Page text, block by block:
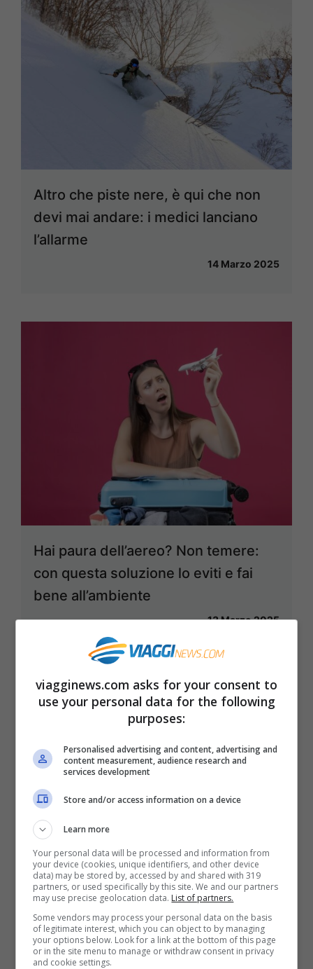
Altro che piste nere, è qui che non
devi mai andare: i medici lanciano
l’allarme
14 Marzo 2025
Hai paura dell’aereo? Non temere:
con questa soluzione lo eviti e fai
bene all’ambiente
13 Marzo 2025
Ogni volta che parto li metto in
valigia: i prodotti che salvano
qualsiasi vacanza
viagginews.com asks for your consent to
use your personal data for the following
purposes:
Personalised advertising and content, advertising and
content measurement, audience research and
services development
Store and/or access information on a device
Learn more
Your personal data will be processed and information from
your device (cookies, unique identifiers, and other device
data) may be stored by, accessed by and shared with 319
partners, or used specifically by this site. We and our partners
may use precise geolocation data. List of partners.
Some vendors may process your personal data on the basis
of legitimate interest, which you can object to by managing
your options below. Look for a link at the bottom of this page
or in the site menu to manage or withdraw consent in privacy
and cookie settings.